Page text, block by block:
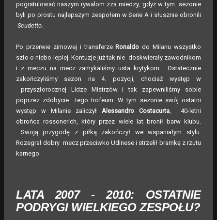
pogratulować naszym rywalom zza miedzy, gdyż w tym sezonie
byli po prostu najlepszym zespołem w Serie A i słusznie obronili
Scudetto.
Po przerwie zimowej i transferze Ronaldo do Milanu wszystko
szło o niebo lepiej. Kontuzje już tak nie doskwierały zawodnikom
i z meczu na mecz zamykaliśmy usta krytykom. Ostatecznie
zakończyliśmy sezon na 4. pozycji, chociaż występ w
przyszłorocznej Lidze Mistrzów i tak zapewniliśmy sobie
poprzez zdobycie tego trofeum. W tym sezonie swój ostatni
występ w Milanie zaliczył Alessandro Costacurta, 40-letni
obrońca rossonerich, który przez wiele lat bronił barw klubu.
Swoją przygodę z piłką zakończył we wspaniałym stylu.
Rozegrał dobry mecz przeciwko Udinese i strzelił bramkę z rzutu
karnego.
LATA 2007 - 2010: OSTATNIE
PODRYGI WIELKIEGO ZESPOŁU?